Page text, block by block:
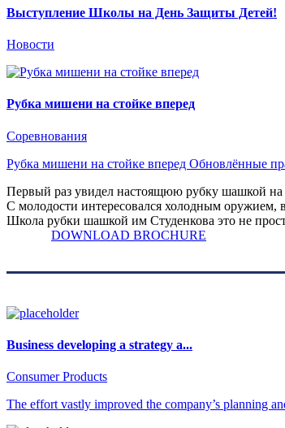
Выступление Школы на День Защиты Детей!
Новости
Рубка мишени на стойке вперед
Соревнования
Рубка мишени на стойке вперед Обновлённые
Первый раз увидел настоящюю рубку шашкой на
С молодости интересовался холодным оружием,
Школа рубки шашкой им Студенкова это не
DOWNLOAD BROCHURE
Business developing a strategy a...
Consumer Products
The effort vastly improved the company’s planning